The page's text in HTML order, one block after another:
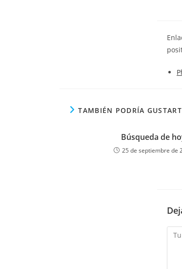
TAMBIÉN PODRÍA
Búsqueda de
25 de septiembre de